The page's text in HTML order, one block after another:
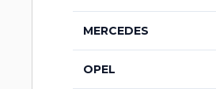
MERCEDES
OPEL